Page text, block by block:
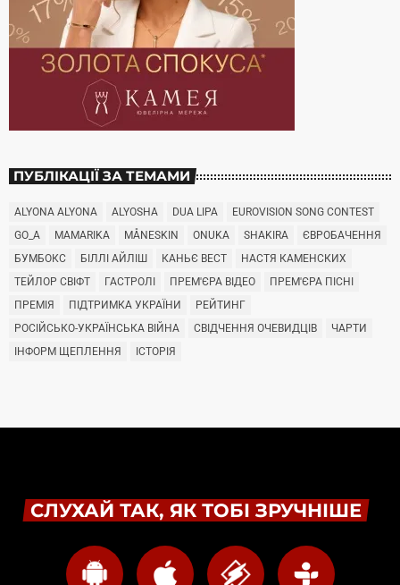
ПУБЛІКАЦІЇ ЗА ТЕМАМИ
ALYONA ALYONA ALYOSHA DUA LIPA
EUROVISION SONG CONTEST
GO_A
MAMARIKA MÅNESKIN ONUKA SHAKIRA
ЄВРОБАЧЕННЯ
БУМБОКС
БІЛЛІ АЙЛІШ КАНЬЄ ВЕСТ
НАСТЯ КАМЕНСКИХ
ТЕЙЛОР СВІФТ
ГАСТРОЛІ ПРЕМ'ЄРА ВІДЕО
ПРЕМ'ЄРА ПІСНІ
ПРЕМІЯ
ПІДТРИМКА УКРАЇНИ
РЕЙТИНГ
РОСІЙСЬКО-УКРАЇНСЬКА ВІЙНА
СВІДЧЕННЯ ОЧЕВИДЦІВ
ЧАРТИ
ІНФОРМ ЩЕПЛЕННЯ
ІСТОРІЯ
СЛУХАЙ ТАК, ЯК ТОБІ ЗРУЧНІШЕ